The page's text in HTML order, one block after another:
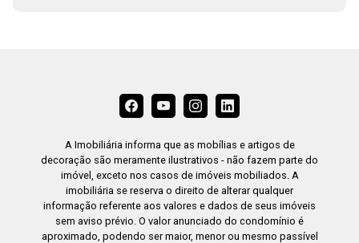
A Imobiliária informa que as mobílias e artigos de
decoração são meramente ilustrativos - não fazem parte do
imóvel, exceto nos casos de imóveis mobiliados. A
imobiliária se reserva o direito de alterar qualquer
informação referente aos valores e dados de seus imóveis
sem aviso prévio. O valor anunciado do condomínio é
aproximado, podendo ser maior, menor ou mesmo passível